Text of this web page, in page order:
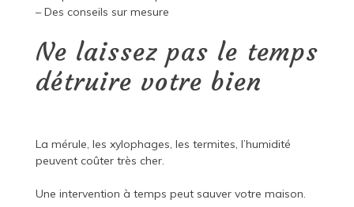
– Des conseils sur mesure
Ne laissez pas le temps
détruire votre bien
La mérule, les xylophages, les termites, l’humidité
peuvent coûter très cher.
Une intervention à temps peut sauver votre maison.